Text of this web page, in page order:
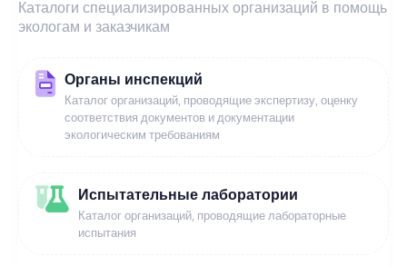
Каталоги специализированных организаций в помощь
экологам и заказчикам
Органы инспекций
Каталог организаций, проводящие экспертизу, оценку
соответствия документов и документации
экологическим требованиям
Испытательные лаборатории
Каталог организаций, проводящие лабораторные
испытания